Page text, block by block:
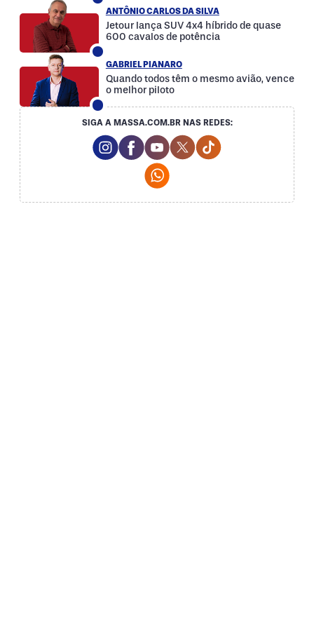
ANTÔNIO CARLOS DA SILVA
Jetour lança SUV 4x4 híbrido de quase
600 cavalos de potência
GABRIEL PIANARO
Quando todos têm o mesmo avião, vence
o melhor piloto
SIGA A MASSA.COM.BR NAS REDES:
Instagram Social Media
Facebook Social Media
Youtube Social Media
Twitter Social Media
Tiktok Social